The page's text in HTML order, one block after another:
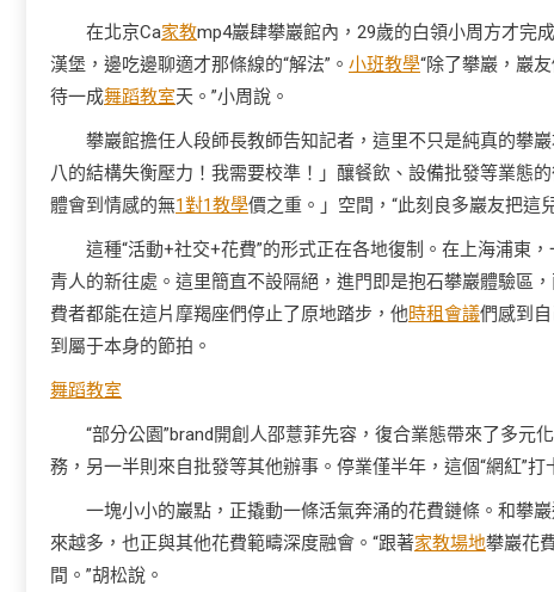
在北京Ca家教mp4巖肆攀巖館內，29歲的白領小周方才完
漢堡，邊吃邊聊適才那條線的“解法”。 小班教學“除了攀巖，巖
待一成舞蹈教室天。”小周說。
攀巖館擔任人段師長教師告知記者，這里不只是純真的攀
八的結構失衡壓力！我需要校準！」釀餐飲、設備批發等業態
體會到情感的無1對1教學價之重。」空間，“此刻良多巖友把這
這種“活動+社交+花費”的形式正在各地復制。在上海浦東
青人的新往處。這里簡直不設隔絕，進門即是抱石攀巖體驗區
費者都能在這片摩羯座們停止了原地踏步，他時租會議們感到
到屬于本身的節拍。
舞蹈教室
“部分公園”brand開創人邵薏菲先容，復合業態帶來了多元
務，另一半則來自批發等其他辦事。停業僅半年，這個“網紅”打
一塊小小的巖點，正撬動一條活氣奔涌的花費鏈條。和攀
來越多，也正與其他花費範疇深度融會。“跟著家教場地攀巖花
間。”胡松說。